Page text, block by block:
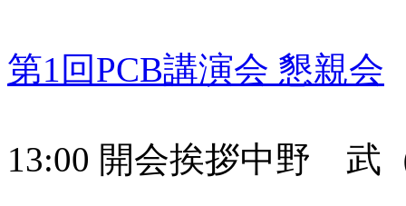
第1回PCB講演会 懇親会
13:00 開会挨拶中野 武